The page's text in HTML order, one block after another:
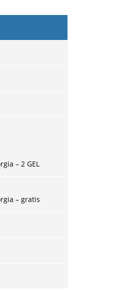
– 2 GEL
– gratis